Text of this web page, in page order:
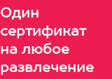
Один
сертификат
на любое
развлечение